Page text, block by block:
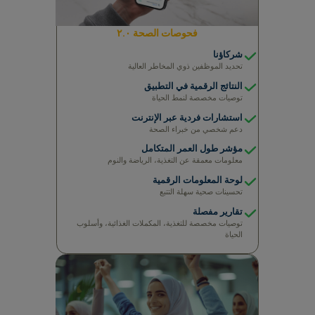
فحوصات الصحة ٢.٠
شركاؤنا
تحديد الموظفين ذوي المخاطر العالية
توصيات مخصصة لنمط الحياة
استشارات فردية عبر الإنترنت
دعم شخصي من خبراء الصحة
مؤشر طول العمر المتكامل
معلومات معمقة عن التغذية، الرياضة والنوم
لوحة المعلومات الرقمية
تحسينات صحية سهلة التتبع
تقارير مفصلة